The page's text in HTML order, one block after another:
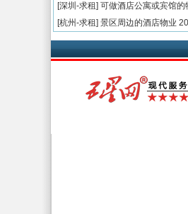
[深圳-求租] 可做酒店公寓或宾馆的
[杭州-求租] 景区周边的酒店物业